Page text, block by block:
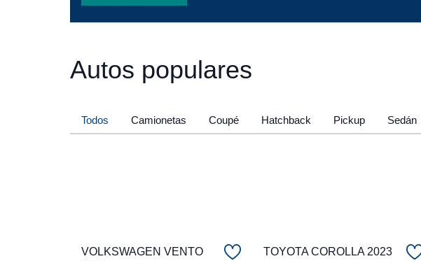
Autos populares
Todos Camionetas Coupé Hatchback Pickup Sedán
VOLKSWAGEN VENTO
TOYOTA COROLLA 2023